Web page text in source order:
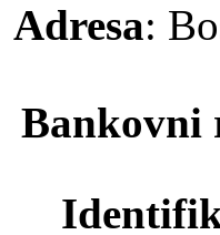
Adresa:
Bankovni